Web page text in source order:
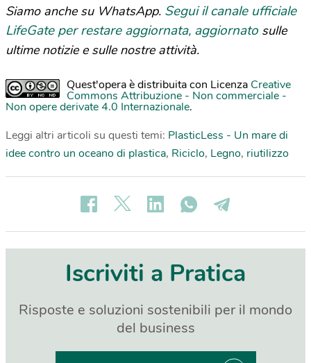
Siamo anche su WhatsApp. Segui il canale ufficiale
LifeGate per restare aggiornata, aggiornato sulle
ultime notizie e sulle nostre attività.
Quest'opera è distribuita con Licenza Creative
Commons Attribuzione - Non commerciale -
Non opere derivate 4.0 Internazionale.
Leggi altri articoli su questi temi: PlasticLess - Un mare di
idee contro un oceano di plastica, Riciclo, Legno, riutilizzo
Iscriviti a Pratica
Risposte e soluzioni sostenibili per il mondo
del business